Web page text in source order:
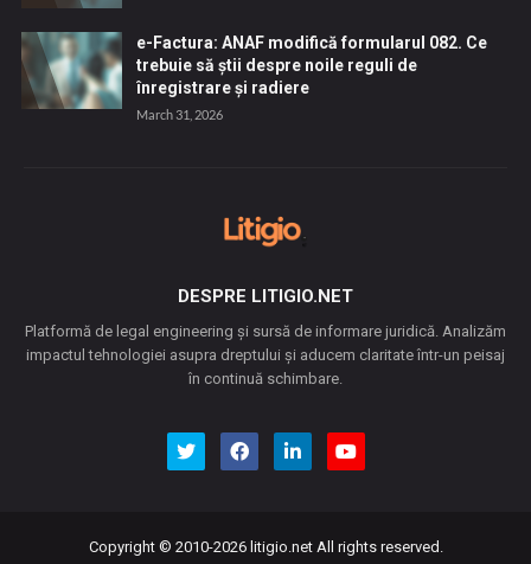
e-Factura: ANAF modifică formularul 082. Ce
trebuie să știi despre noile reguli de
înregistrare și radiere
March 31, 2026
DESPRE LITIGIO.NET
Platformă de legal engineering și sursă de informare juridică. Analizăm
impactul tehnologiei asupra dreptului și aducem claritate într-un peisaj
în continuă schimbare.
Copyright © 2010-2026 litigio.netAll rights reserved.